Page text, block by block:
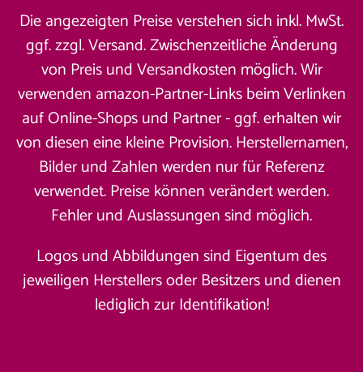
Die angezeigten Preise verstehen sich inkl. MwSt.
ggf. zzgl. Versand. Zwischenzeitliche Änderung
von Preis und Versandkosten möglich. Wir
verwenden amazon-Partner-Links beim Verlinken
auf Online-Shops und Partner - ggf. erhalten wir
von diesen eine kleine Provision. Herstellernamen,
Bilder und Zahlen werden nur für Referenz
verwendet. Preise können verändert werden.
Fehler und Auslassungen sind möglich.
Logos und Abbildungen sind Eigentum des
jeweiligen Herstellers oder Besitzers und dienen
lediglich zur Identifikation!